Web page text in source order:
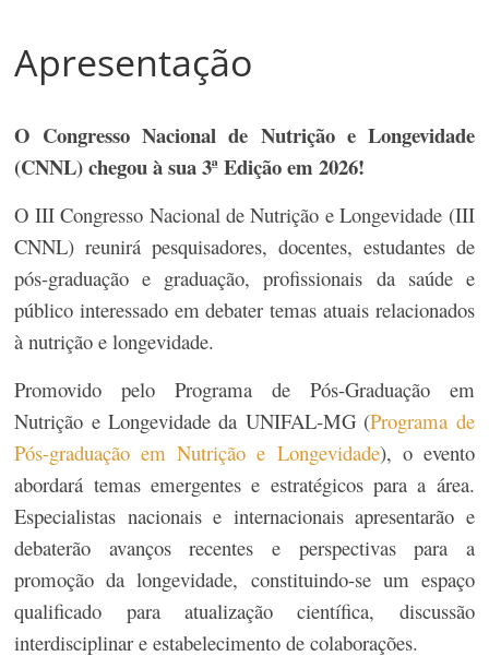
Apresentação
O Congresso Nacional de Nutrição e Longevidade
(CNNL) chegou à sua 3ª Edição em 2026!
O III Congresso Nacional de Nutrição e Longevidade (III
CNNL) reunirá pesquisadores, docentes, estudantes de
pós-graduação e graduação, profissionais da saúde e
público interessado em debater temas atuais relacionados
à nutrição e longevidade.
Promovido pelo Programa de Pós-Graduação em
Nutrição e Longevidade da UNIFAL-MG (Programa de
Pós-graduação em Nutrição e Longevidade), o evento
abordará temas emergentes e estratégicos para a área.
Especialistas nacionais e internacionais apresentarão e
debaterão avanços recentes e perspectivas para a
promoção da longevidade, constituindo-se um espaço
qualificado para atualização científica, discussão
interdisciplinar e estabelecimento de colaborações.